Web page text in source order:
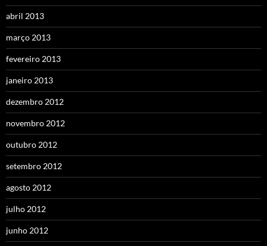
abril 2013
março 2013
fevereiro 2013
janeiro 2013
dezembro 2012
novembro 2012
outubro 2012
setembro 2012
agosto 2012
julho 2012
junho 2012